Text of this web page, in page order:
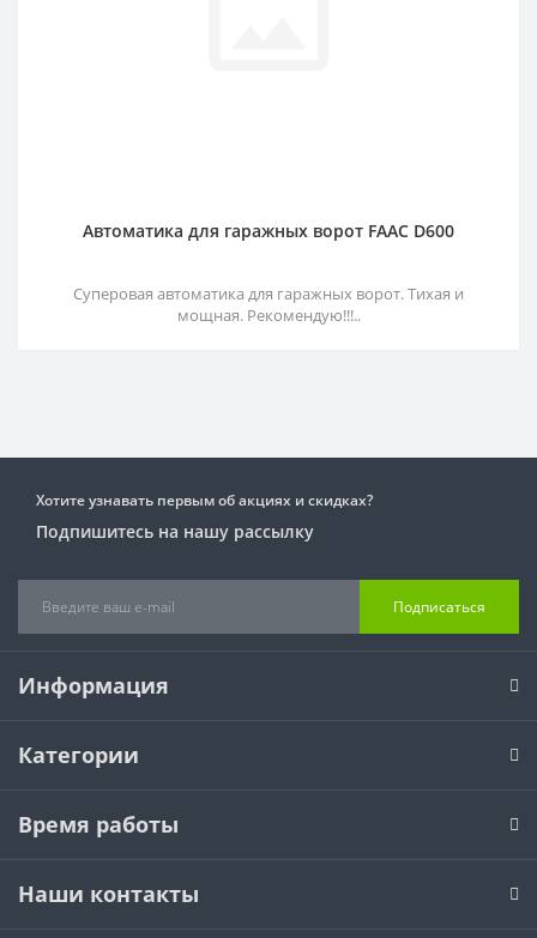
Автоматика для гаражных ворот FAAC D600
Суперовая автоматика для гаражных ворот. Тихая и
мощная. Рекомендую!!!..
Хотите узнавать первым об акциях и скидках?
Подпишитесь на нашу рассылку
Подписаться
Информация
Категории
Время работы
Наши контакты